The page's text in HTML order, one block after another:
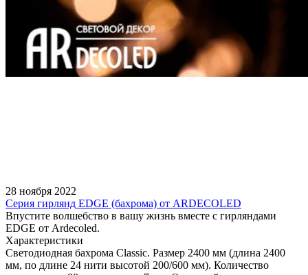
28 ноября 2022
Серия гирлянд EDGE (бахрома) от ARDECOLED
Впустите волшебство в вашу жизнь вместе с гирляндами
EDGE от Ardecoled.
Характеристики
Светодиодная бахрома Classic. Размер 2400 мм (длина 2400
мм, по длине 24 нити высотой 200/600 мм). Количество